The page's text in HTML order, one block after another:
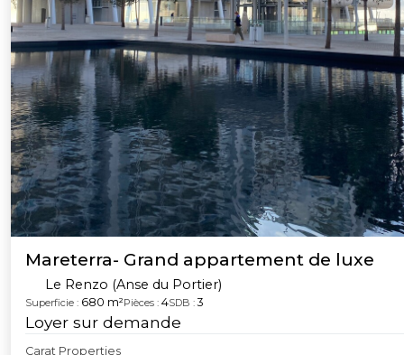
Mareterra- Grand appartement de luxe
Le Renzo (Anse du Portier)
Superficie : 680 m²Pièces : 4SDB : 3
Loyer sur demande
Carat Properties